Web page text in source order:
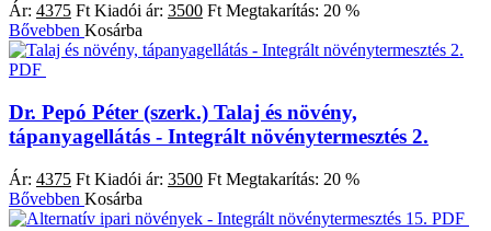
Ár: 4375 Ft Kiadói ár: 3500 Ft Megtakarítás: 20 %
Bővebben Kosárba
PDF
Dr. Pepó Péter (szerk.) Talaj és növény,
tápanyagellátás - Integrált növénytermesztés 2.
Ár: 4375 Ft Kiadói ár: 3500 Ft Megtakarítás: 20 %
Bővebben Kosárba
PDF